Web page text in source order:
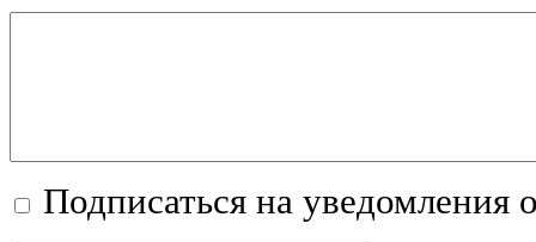
Подписаться на уведомления